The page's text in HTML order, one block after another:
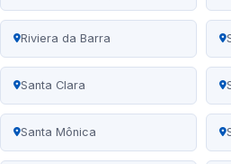
Riviera da Barra
Santa Clara
Santa Mônica